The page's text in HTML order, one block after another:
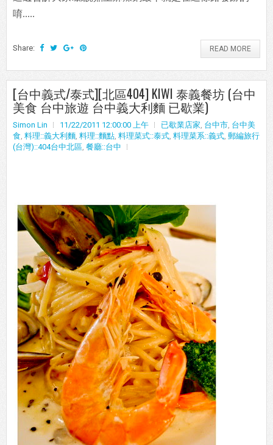
唷.....
Share: READ MORE
[台中義式/泰式][北區404] KIWI 泰義餐坊 (台中
美食 台中旅遊 台中義大利麵 已歇業)
Simon Lin 11/22/2011 12:00:00 上午 已歇業店家 台中市 台中美
食 料理::義大利麵 料理::麵點 料理菜式::泰式 料理菜系::義式 郵編旅行
(台灣)::404台中北區 餐廳::台中